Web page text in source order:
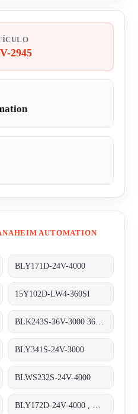
2945
AUTOMATION
BLY171D-24V-4000
15Y102D-LW4-360SI
BLY341S-24V-3000
BLWS232S-24V-4000